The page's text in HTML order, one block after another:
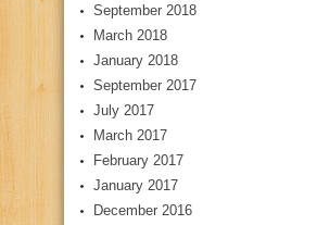
September 2018
March 2018
January 2018
September 2017
July 2017
March 2017
February 2017
January 2017
December 2016